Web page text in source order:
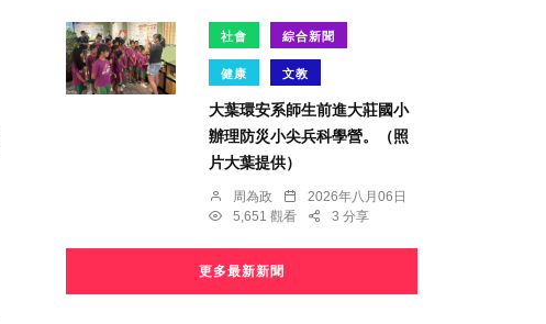
社會 綜合新聞
健康 文教
大葉環安系師生前進大莊國小
辦理防災小尖兵科學營。（照
片大葉提供）
周為政
2026年八月06日
5,651 觀看
3 分享
更多最新新聞